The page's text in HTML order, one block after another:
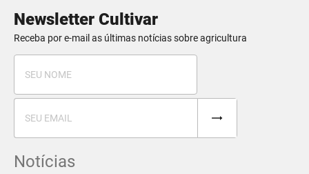
Newsletter Cultivar
Receba por e-mail as últimas notícias sobre agricultura
Notícias